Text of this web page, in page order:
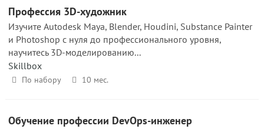
Профессия 3D-художник
Изучите Autodesk Maya, Blender, Houdini, Substance Painter
и Photoshop с нуля до профессионального уровня,
научитесь 3D-моделированию...
Skillbox
По набору 10 мес.
Обучение профессии DevOps-инженер